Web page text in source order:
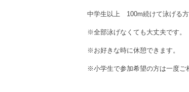
中学生以上 100m続けて泳げる方
※全部泳げなくても大丈夫です。
※お好きな時に休憩できます。
※小学生で参加希望の方は一度ご